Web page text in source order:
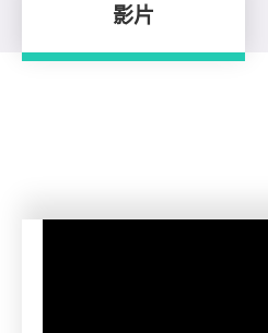
影片